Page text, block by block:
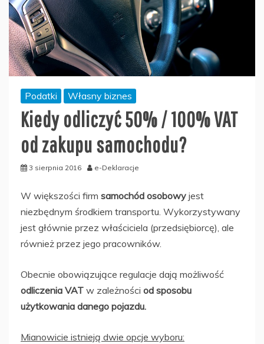
Podatki Własny biznes
Kiedy odliczyć 50% / 100% VAT
od zakupu samochodu?
3 sierpnia 2016 e-Deklaracje
W większości firm samochód osobowy jest
niezbędnym środkiem transportu. Wykorzystywany
jest głównie przez właściciela (przedsiębiorcę), ale
również przez jego pracowników.
Obecnie obowiązujące regulacje dają możliwość
odliczenia VAT w zależności od sposobu
użytkowania danego pojazdu.
Mianowicie istnieją dwie opcje wyboru: